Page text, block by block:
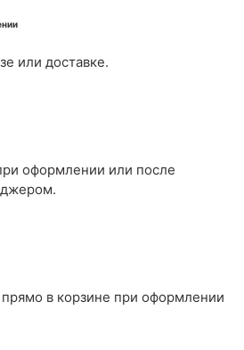
или доставке.
оформлении или после
в корзине при оформлении